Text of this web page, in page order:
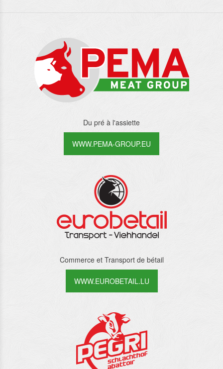
Du pré à l'assiette
WWW.PEMA-GROUP.EU
Commerce et Transport de bétail
WWW.EUROBETAIL.LU